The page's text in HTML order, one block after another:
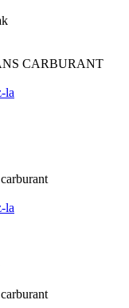
CARBURANT
la
la